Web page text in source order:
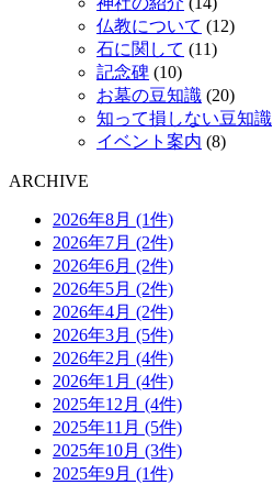
仏教について (12)
石に関して (11)
記念碑 (10)
お墓の豆知識 (20)
知って損しない豆知識
イベント案内 (8)
ARCHIVE
2026年8月 (1件)
2026年7月 (2件)
2026年6月 (2件)
2026年5月 (2件)
2026年4月 (2件)
2026年3月 (5件)
2026年2月 (4件)
2026年1月 (4件)
2025年12月 (4件)
2025年11月 (5件)
2025年10月 (3件)
2025年9月 (1件)